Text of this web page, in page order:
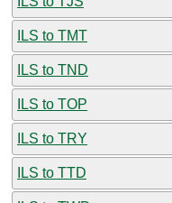
ILS to TMT
ILS to TND
ILS to TOP
ILS to TRY
ILS to TTD